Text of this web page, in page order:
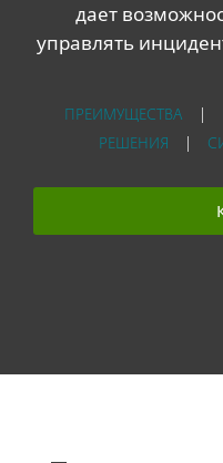
дает
управлять
ПРЕИМУЩЕСТВА
РЕШЕНИЯ